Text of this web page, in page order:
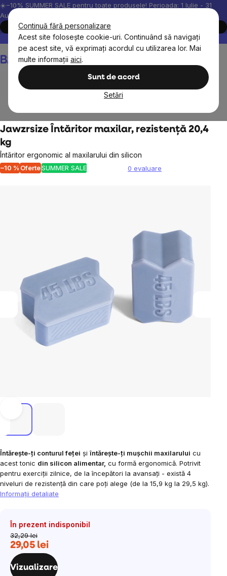
Continuă fără personalizare
Acest site folosește cookie-uri. Continuând să navigați
pe acest site, vă exprimați acordul cu utilizarea lor. Mai
multe informații aici.
Sunt de acord
Setări
Treci
la
conținut
☀️−10% SUMMER SALE pentru toate produsele! Perioada: 1 Iulie - 31
August, 2026.
Cumpără acum
Peste 200.000 de recenzii verificate
Produsele noastre sunt
Coş
de
Jawzrsize Întăritor maxilar, rezistență 20,4
kg
Întăritor ergonomic al maxilarului din silicon
–10 % OferteSUMMER SALE 0 evaluare
Întărește-ți conturul feței șiîntărește-ți mușchii maxilarului cu
acest tonic din silicon alimentar, cu formă ergonomică. Potrivit
pentru exerciții zilnice, de la începători la avansați - există 4
niveluri de rezistență din care poți alege (de la 15,9 kg la 29,5 kg).
Informaţii detaliate
În prezent indisponibil
32,29 lei
29,05 leiEvaluare
preţ:
Vizualizare